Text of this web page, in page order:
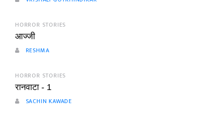
HORROR STORIES
आज्जी
RESHMA
HORROR STORIES
रानवाटा - 1
SACHIN KAWADE